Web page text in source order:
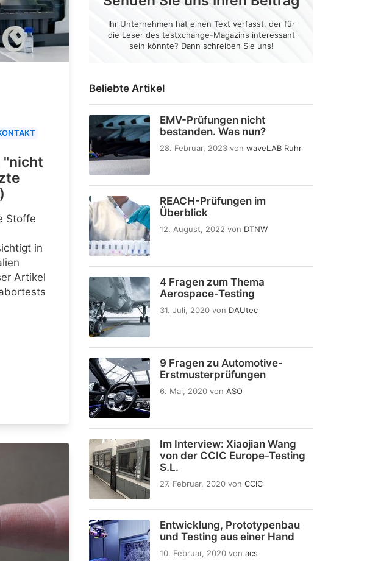
Beliebte Artikel
EMV-Prüfungen nicht
bestanden. Was nun?
28. Februar, 2023 von waveLAB Ruhr
REACH-Prüfungen im
Überblick
12. August, 2022 von DTNW
4 Fragen zum Thema
Aerospace-Testing
31. Juli, 2020 von DAUtec
9 Fragen zu Automotive-
Erstmusterprüfungen
6. Mai, 2020 von ASO
Im Interview: Xiaojian Wang
von der CCIC Europe-Testing
S.L.
27. Februar, 2020 von CCIC
Entwicklung, Prototypenbau
und Testing aus einer Hand
10. Februar, 2020 von acs
Ihr Unternehmen hat einen Text verfasst, der für
die Leser des testxchange-Magazins interessant
sein könnte? Dann schreiben Sie uns!
"nicht
Stoffe
in
Artikel